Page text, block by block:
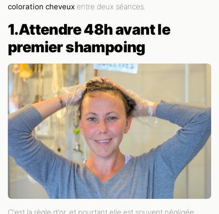
coloration cheveux entre deux séances.
1.Attendre 48h avant le
premier shampoing